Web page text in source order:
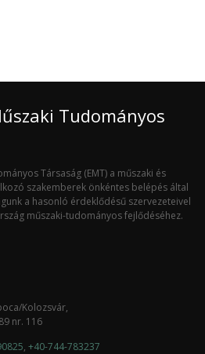
Tudományos
Társaság (EMT) a műszaki és
szakemberek önkéntes belépés által
a hasonló érdeklődésű szervezeteivel
műszaki-tudományos fejlődéséhez.
Kolozsvár,
nr. 116
, +40-744-783237